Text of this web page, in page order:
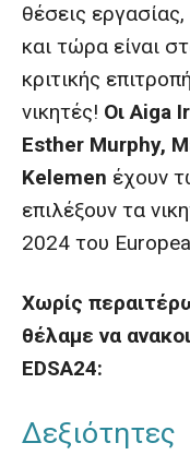
θέσεις
και τώρα είναι
κριτικής
νικητές! Οι Aiga
Esther Murphy,
Kelemen έχουν
επιλέξουν τα
2024 του
Χωρίς
θέλαμε να
EDSA24:
Δεξιότητες